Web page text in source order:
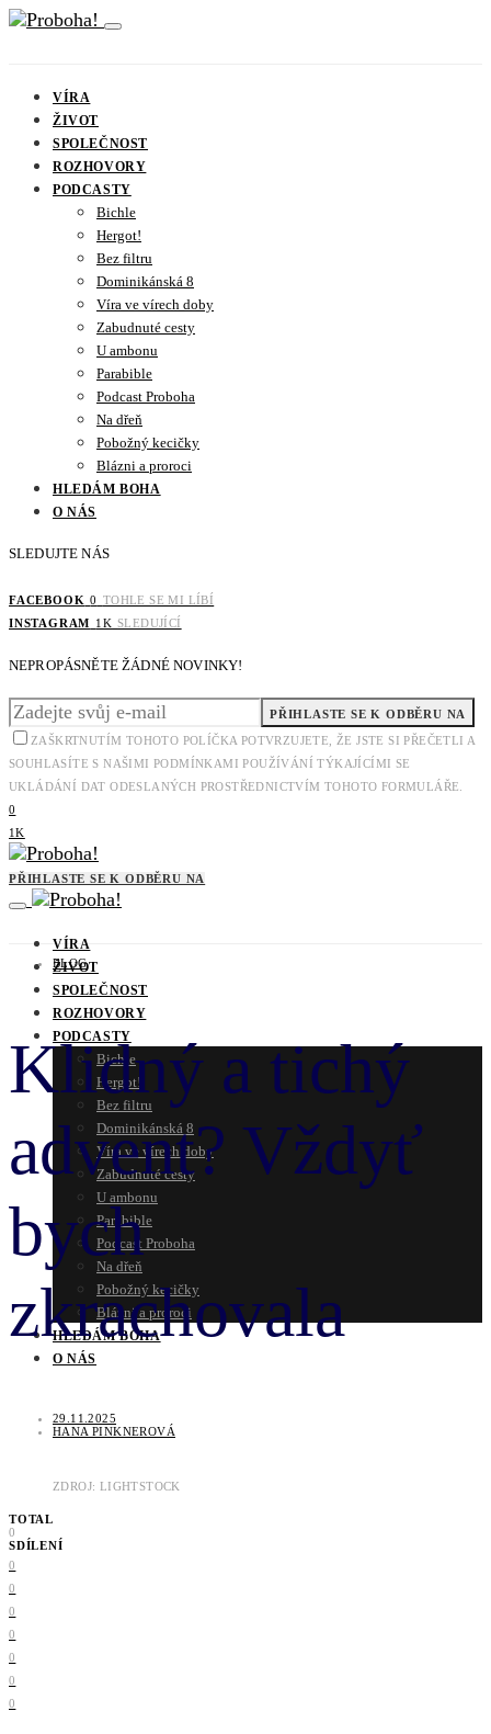
VÍRA
ŽIVOT
SPOLEČNOST
ROZHOVORY
PODCASTY
Bichle
Hergot!
Bez filtru
Dominikánská 8
Víra ve vírech doby
Zabudnuté cesty
U ambonu
Parabible
Podcast Proboha
Na dřeň
Pobožný kecičky
Blázni a proroci
HLEDÁM BOHA
O NÁS
SLEDUJTE NÁS
FACEBOOK 0 TOHLE SE MI LÍBÍ
INSTAGRAM 1K SLEDUJÍCÍ
NEPROPÁSNĚTE ŽÁDNÉ NOVINKY!
PŘIHLASTE SE K ODBĚRU NA
ZAŠKRTNUTÍM TOHOTO POLÍČKA POTVRZUJETE, ŽE JSTE SI PŘEČETLI A
SOUHLASÍTE S NAŠIMI PODMÍNKAMI POUŽÍVÁNÍ TÝKAJÍCÍMI SE
UKLÁDÁNÍ DAT ODESLANÝCH PROSTŘEDNICTVÍM TOHOTO FORMULÁŘE.
0
1K
PŘIHLASTE SE K ODBĚRU NA
VÍRA
ŽIVOT
SPOLEČNOST
ROZHOVORY
PODCASTY
Bichle
Hergot!
Bez filtru
Dominikánská 8
Víra ve vírech doby
Zabudnuté cesty
U ambonu
Parabible
Podcast Proboha
Na dřeň
Pobožný kecičky
Blázni a proroci
HLEDÁM BOHA
O NÁS
BLOG
Klidný a tichý
advent? Vždyť
bych
zkrachovala
29.11.2025
HANA PINKNEROVÁ
ZDROJ: LIGHTSTOCK
TOTAL
0
SDÍLENÍ
0
0
0
0
0
0
0